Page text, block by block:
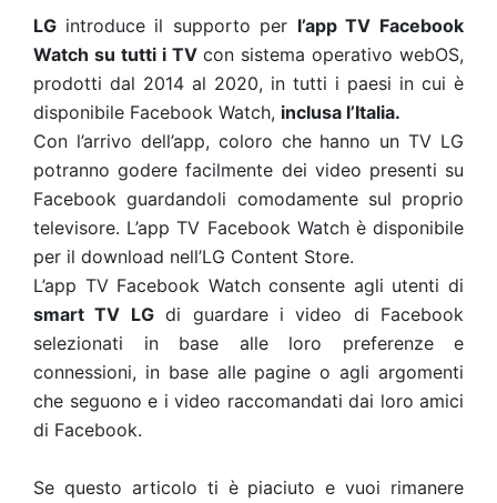
LG introduce il supporto per l’app TV Facebook
Watch su tutti i TVcon sistema operativo webOS,
prodotti dal 2014 al 2020, in tutti i paesi in cui è
disponibile Facebook Watch, inclusa l’Italia.
Con l’arrivo dell’app, coloro che hanno un TV LG
potranno godere facilmente dei video presenti su
Facebook guardandoli comodamente sul proprio
televisore. L’app TV Facebook Watch è disponibile
per il download nell’LG Content Store.
L’app TV Facebook Watch consente agli utenti di
smart TV LGdi guardare i video di Facebook
selezionati in base alle loro preferenze e
connessioni, in base alle pagine o agli argomenti
che seguono e i video raccomandati dai loro amici
di Facebook.
Se questo articolo ti è piaciuto e vuoi rimanere